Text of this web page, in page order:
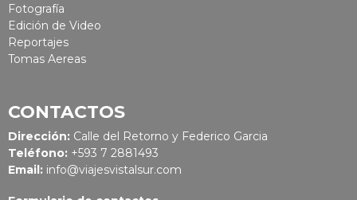
Fotografía
Edición de Video
Reportajes
Tomas Aereas
CONTACTOS
Dirección: Calle del Retorno y Federico Garcia
Teléfono: +593 7 2881493
Email: info@viajesvistalsur.com